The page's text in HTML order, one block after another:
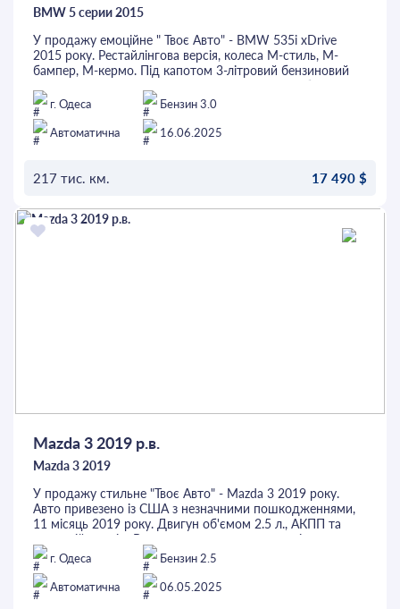
BMW 5 серии 2015
У продажу емоційне " Твоє Авто" - BMW 535i xDrive
2015 року. Рестайлінгова версія, колеса М-стиль, М-
бампер, М-кермо. Під капотом 3-літровий бензиновий
двигун потужністю 306 к.с. та АКПП. По США були
незначні пошкодження та ціла безпека. Фарбовано
тільки капот, крила були замінені. В салоні темна шкіра,
2-зонний клімат-контроль, круїз-контроль, підігрів
керма, підігрів всіх сидінь, проекція на лобове скло та
перевірити на будь-якому СТО. Це та інші авто можна
г. Одеса
Бензин 3.0
Автоматична
16.06.2025
217 тис. км. 17 490 $
ОСТАВИТЬ ЗАЯВКУ
Mazda 3 2019 р.в.
Mazda 3 2019
У продажу стильне "Твоє Авто" - Mazda 3 2019 року.
Авто привезено із США з незначними пошкодженнями,
11 місяць 2019 року. Двигун об'ємом 2.5 л., АКПП та
передній привід. В авто дуже приємна динаміка та
витрата палива, технічний стан не вимагає вкладень. В
салоні світла шкіра, 2-зонний клімат-контроль,
адаптивний круїз-контроль, утримання в смузі, сліпі
зони, музика Bose, пам'ять водійського сидіння,
г. Одеса
Бензин 2.5
Автоматична
06.05.2025